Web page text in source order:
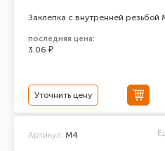
Заклепка с внутренней
последняя цена:
3.06 ₽
Уточнить цену
Артикул: М4